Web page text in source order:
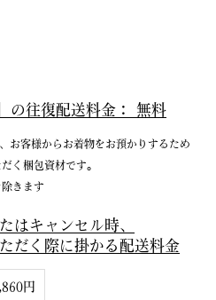
の往復配送料金： 無料
お客様からお着物をお預かりするため
く梱包資材です。
きます
はキャンセル時、
だく際に掛かる配送料金
円